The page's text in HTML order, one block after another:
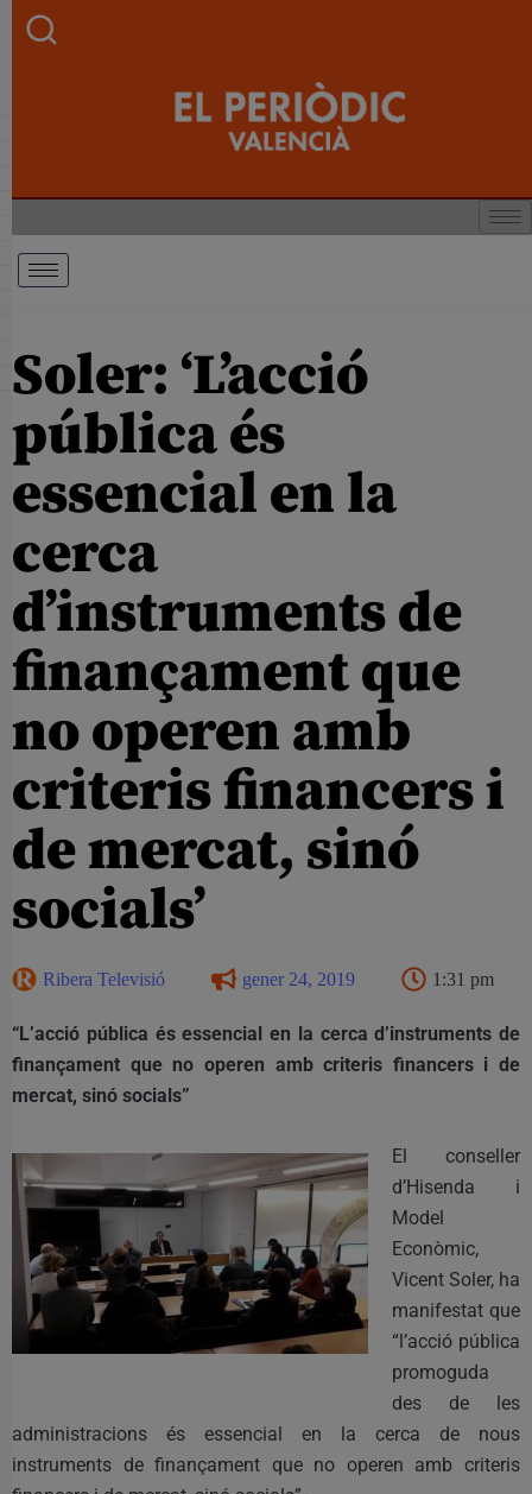
Soler: ‘L’acció
pública és
essencial en la
cerca
d’instruments de
finançament que
no operen amb
criteris financers i
de mercat, sinó
socials’
Ribera Televisió gener 24, 2019 1:31 pm
“L’acció pública és essencial en la cerca d’instruments de
finançament que no operen amb criteris financers i de
mercat, sinó socials”
El conseller
d’Hisenda i
Model
Econòmic,
Vicent Soler, ha
manifestat que
“l’acció pública
promoguda
des de les
administracions és essencial en la cerca de nous
instruments de finançament que no operen amb criteris